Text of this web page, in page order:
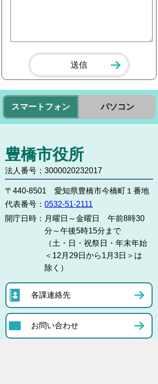
スマートフォン パソコン
豊橋市役所
法人番号：3000020232017
〒440-8501 愛知県豊橋市今橋町１番地
代表番号： 0532-51-2111
開庁日時： 月曜日～金曜日 午前8時30
分～午後5時15分まで
（土・日・祝祭日・年末年始
＜12月29日から1月3日＞は
除く）
各課連絡先
お問い合わせ